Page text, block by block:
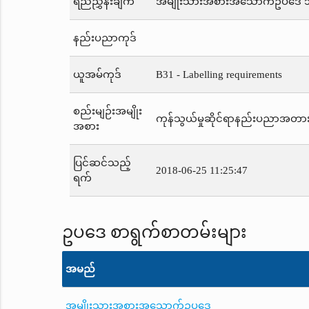
နည်းပညာကုဒ်
ယူအမ်ကုဒ် B31 - Labelling requirements
စည်းမျဉ်းအမျိုး
အစား
ကုန်သွယ်မှုဆိုင်ရာနည်းပညာအတား
ပြင်ဆင်သည့်
ရက်
2018-06-25 11:25:47
ဥပဒေ စာရွက်စာတမ်းများ
အမည်
အမျိုးသားအစားအသောက်ဥပဒေ